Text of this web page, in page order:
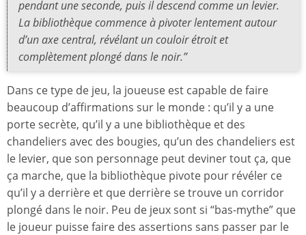
pendant une seconde, puis il descend comme un levier.
La bibliothèque commence à pivoter lentement autour
d’un axe central, révélant un couloir étroit et
complètement plongé dans le noir.”
Dans ce type de jeu, la joueuse est capable de faire
beaucoup d’affirmations sur le monde : qu’il y a une
porte secrète, qu’il y a une bibliothèque et des
chandeliers avec des bougies, qu’un des chandeliers est
le levier, que son personnage peut deviner tout ça, que
ça marche, que la bibliothèque pivote pour révéler ce
qu’il y a derrière et que derrière se trouve un corridor
plongé dans le noir. Peu de jeux sont si “bas-mythe” que
le joueur puisse faire des assertions sans passer par le